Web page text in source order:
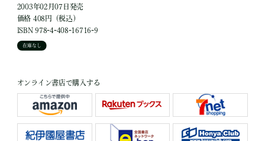
2003年02月07日発売
価格 408円（税込）
ISBN 978-4-408-16716-9
在庫なし
オンライン書店で購入する